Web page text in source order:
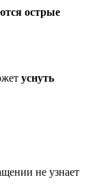
острые
уснуть
не узнает